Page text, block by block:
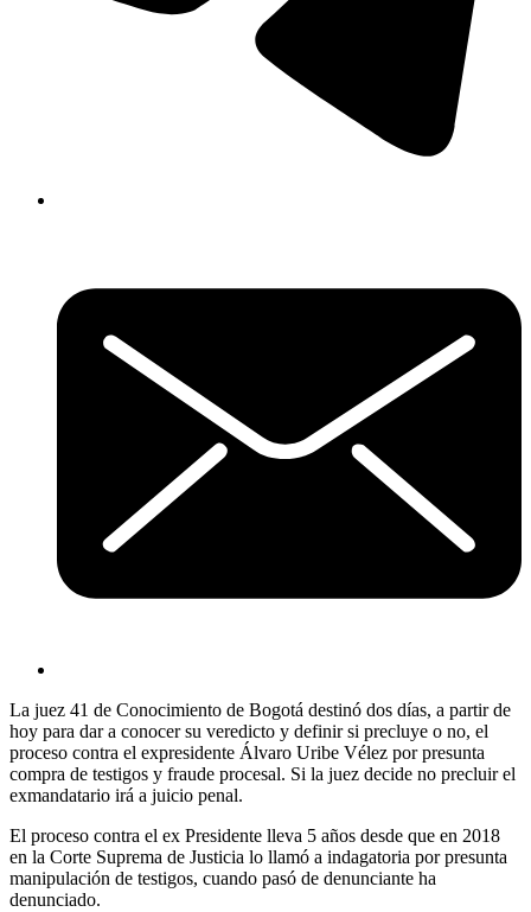
La juez 41 de Conocimiento de Bogotá destinó dos días, a partir de
hoy para dar a conocer su veredicto y definir si precluye o no, el
proceso contra el expresidente Álvaro Uribe Vélez por presunta
compra de testigos y fraude procesal. Si la juez decide no precluir el
exmandatario irá a juicio penal.
El proceso contra el ex Presidente lleva 5 años desde que en 2018
en la Corte Suprema de Justicia lo llamó a indagatoria por presunta
manipulación de testigos, cuando pasó de denunciante ha
denunciado.